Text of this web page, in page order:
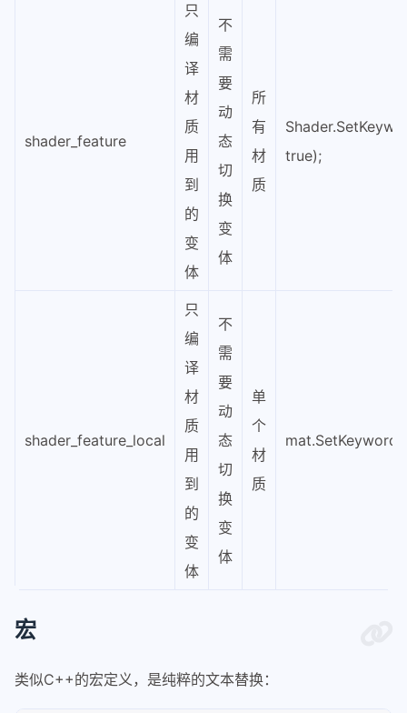
shader_feature
只
编
译
材
质
用
到
的
变
体
不
需
要
动
态
切
换
变
体
所
有
材
质
true);
shader_feature_local
只
编
译
材
质
用
到
的
变
体
不
需
要
动
态
切
换
变
体
单
个
材
质
宏
类似C++的宏定义，是纯粹的文本替换：